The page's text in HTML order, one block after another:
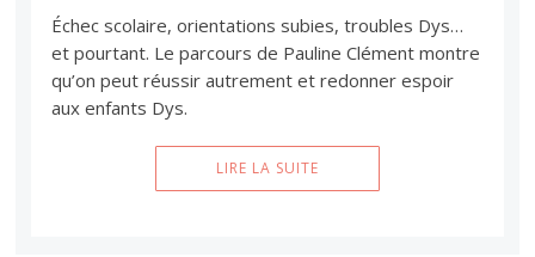
Échec scolaire, orientations subies, troubles Dys…
et pourtant. Le parcours de Pauline Clément montre
qu’on peut réussir autrement et redonner espoir
aux enfants Dys.
LIRE LA SUITE